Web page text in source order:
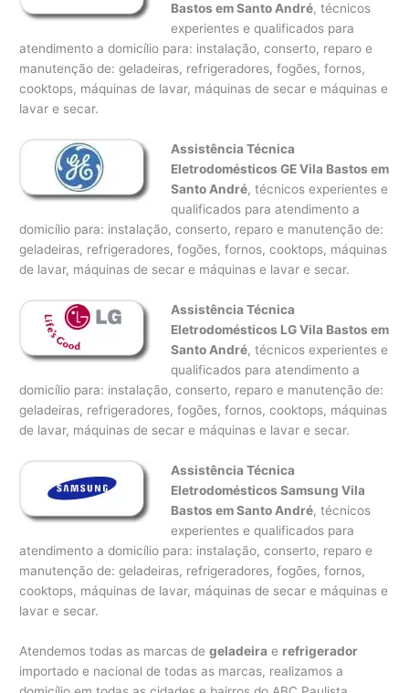
Bastos em Santo André, técnicos
experientes e qualificados para
atendimento a domicílio para: instalação, conserto, reparo e
manutenção de: geladeiras, refrigeradores, fogões, fornos,
cooktops, máquinas de lavar, máquinas de secar e máquinas e
lavar e secar.
Assistência Técnica
Eletrodomésticos GE Vila Bastos em
Santo André, técnicos experientes e
qualificados para atendimento a
domicílio para: instalação, conserto, reparo e manutenção de:
geladeiras, refrigeradores, fogões, fornos, cooktops, máquinas
de lavar, máquinas de secar e máquinas e lavar e secar.
Assistência Técnica
Eletrodomésticos LG Vila Bastos em
Santo André, técnicos experientes e
qualificados para atendimento a
domicílio para: instalação, conserto, reparo e manutenção de:
geladeiras, refrigeradores, fogões, fornos, cooktops, máquinas
de lavar, máquinas de secar e máquinas e lavar e secar.
Assistência Técnica
Eletrodomésticos Samsung Vila
Bastos em Santo André, técnicos
experientes e qualificados para
atendimento a domicílio para: instalação, conserto, reparo e
manutenção de: geladeiras, refrigeradores, fogões, fornos,
cooktops, máquinas de lavar, máquinas de secar e máquinas e
lavar e secar.
Atendemos todas as marcas degeladeira e refrigerador
importado e nacional de todas as marcas, realizamos a